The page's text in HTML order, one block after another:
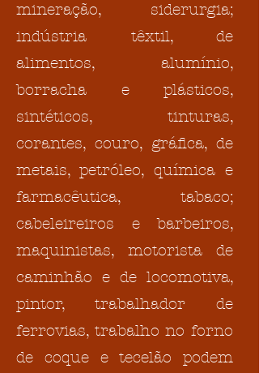
mineração, siderurgia;
indústria têxtil, de
alimentos, alumínio,
borracha e plásticos,
sintéticos, tinturas,
corantes, couro, gráfica, de
metais, petróleo, química e
farmacêutica, tabaco;
cabeleireiros e barbeiros,
maquinistas, motorista de
caminhão e de locomotiva,
pintor, trabalhador de
ferrovias, trabalho no forno
de coque e tecelão podem